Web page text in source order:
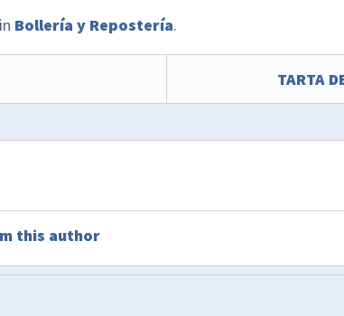
Bollería y Repostería.
TARTA
this author